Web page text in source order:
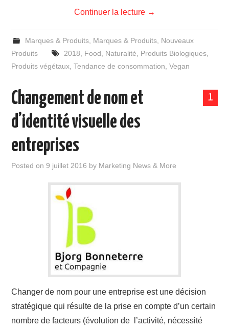
Continuer la lecture →
Marques & Produits, Marques & Produits, Nouveaux
Produits
2018 Food Naturalité Produits Biologiques,
Produits végétaux ,Tendance de consommation ,Vegan
1
Changement de nom et
d’identité visuelle des
entreprises
Posted on9 juillet 2016 by Marketing News & More
Changer de nom pour une entreprise est une décision
stratégique qui résulte de la prise en compte d’un certain
nombre de facteurs (évolution de l’activité, nécessité